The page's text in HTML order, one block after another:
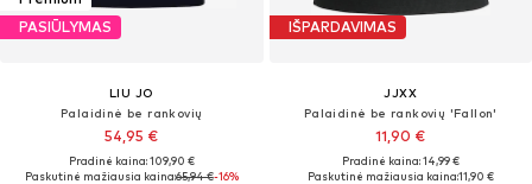
PASIŪLYMAS
LIU JO
Palaidinė be rankovių
54,95 €
Pradinė kaina: 109,90 €
Paskutinė mažiausia kaina:65,94 €-16%
IŠPARDAVIMAS
JJXX
Palaidinė be rankovių 'Fallon'
11,90 €
Pradinė kaina: 14,99 €
Paskutinė mažiausia kaina:11,90 €